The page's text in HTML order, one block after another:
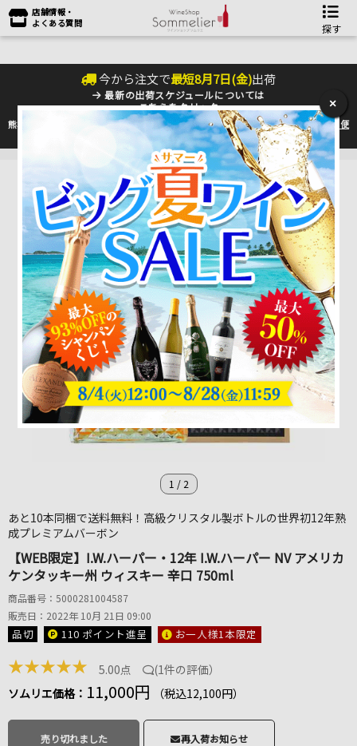
店舗情報・
よくある質問
探す
今から注文で最短8月7日(金)出荷
最新の出荷スケジュールについては
こちらをクリック
熊本地震の影響により九州への配送に遅れが生じております。最新情報は佐川急便
のHP
をご確認下さい。
1 / 2
あと10本同梱で送料無料！高級クリスタル製ボトルの世界初12年熟
成プレミアムバーボン
【WEB限定】I.W.ハーパー・12年 I.W.ハーパー NV アメリカ
ケンタッキー州 ウィスキー 辛口 750ml
商品番号：5000281004587
販売日：2022年 10月 21日 09:00
品切 110 ポイント進呈 お一人様1本限定
★★★★★ 5.00点 (1件の評価）
ソムリエ価格： 11,000円 （税込12,100円）
売り切れました 再入荷お知らせ
×